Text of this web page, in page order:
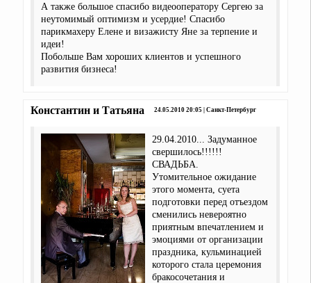
А также большое спасибо видеооператору Сергею за
неутомимый оптимизм и усердие! Спасибо
парикмахеру Елене и визажисту Яне за терпение и
идеи!
Побольше Вам хороших клиентов и успешного
развития бизнеса!
Константин и Татьяна 24.05.2010 20:05 | Санкт-Петербург
29.04.2010... Задуманное
свершилось!!!!!!
СВАДЬБА.
Утомительное ожидание
этого момента, суета
подготовки перед отъездом
сменились невероятно
приятным впечатлением и
эмоциями от организации
праздника, кульминацией
которого стала церемония
бракосочетания и